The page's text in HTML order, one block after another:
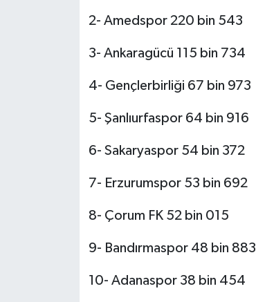
2- Amedspor 220 bin 543
3- Ankaragücü 115 bin 734
4- Gençlerbirliği 67 bin 973
5- Şanlıurfaspor 64 bin 916
6- Sakaryaspor 54 bin 372
7- Erzurumspor 53 bin 692
8- Çorum FK 52 bin 015
9- Bandırmaspor 48 bin 883
10- Adanaspor 38 bin 454